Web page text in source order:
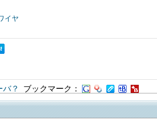
イヤ
バ？ ブックマーク：